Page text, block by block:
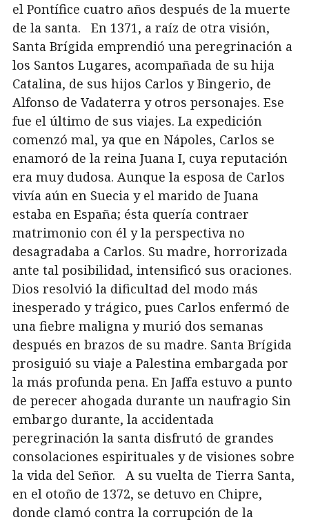
el Pontífice cuatro años después de la muerte
de la santa. En 1371, a raíz de otra visión,
Santa Brígida emprendió una peregrinación a
los Santos Lugares, acompañada de su hija
Catalina, de sus hijos Carlos y Bingerio, de
Alfonso de Vadaterra y otros personajes. Ese
fue el último de sus viajes. La expedición
comenzó mal, ya que en Nápoles, Carlos se
enamoró de la reina Juana I, cuya reputación
era muy dudosa. Aunque la esposa de Carlos
vivía aún en Suecia y el marido de Juana
estaba en España; ésta quería contraer
matrimonio con él y la perspectiva no
desagradaba a Carlos. Su madre, horrorizada
ante tal posibilidad, intensificó sus oraciones.
Dios resolvió la dificultad del modo más
inesperado y trágico, pues Carlos enfermó de
una fiebre maligna y murió dos semanas
después en brazos de su madre. Santa Brígida
prosiguió su viaje a Palestina embargada por
la más profunda pena. En Jaffa estuvo a punto
de perecer ahogada durante un naufragio Sin
embargo durante, la accidentada
peregrinación la santa disfrutó de grandes
consolaciones espirituales y de visiones sobre
la vida del Señor. A su vuelta de Tierra Santa,
en el otoño de 1372, se detuvo en Chipre,
donde clamó contra la corrupción de la